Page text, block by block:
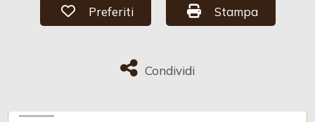
Preferiti: Cod. 4013
Preferiti Stampa: Cod. 4013
Stampa
Condividi
Condividi